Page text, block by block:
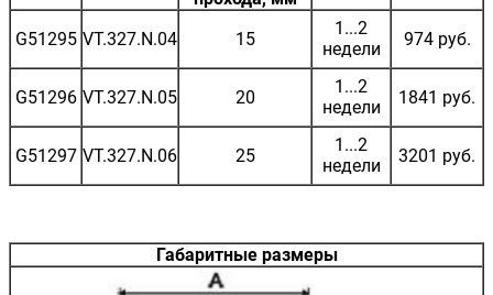
G51295 VT.327.N.04 15
1...2
недели
974 руб.
G51296 VT.327.N.05 20
1...2
недели
1841 руб.
G51297 VT.327.N.06 25
1...2
недели
3201 руб.
Габаритные размеры